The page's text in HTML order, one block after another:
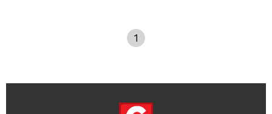
1